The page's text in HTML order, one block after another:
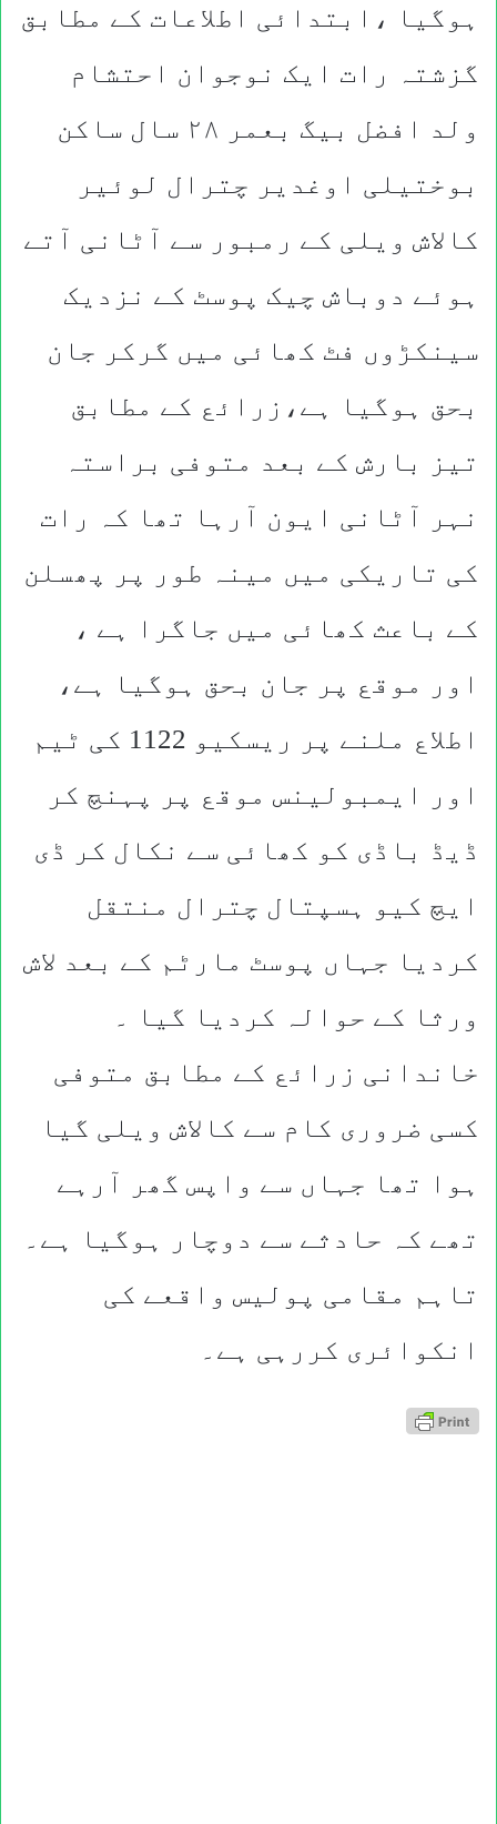
ہوگیا ،ابتدائی اطلاعات کے مطابق
گزشتہ رات ایک نوجوان احتشام
ولد افضل بیگ بعمر ۲۸ سال ساکن
بوختیلی اوغدیر چترال لوئیر
کالاش ویلی کے رمبور سے آٹانی آتے
ہوئے دوباش چیک پوسٹ کے نزدیک
سینکڑوں فٹ کھائی میں گرکر جان
بحق ہوگیا ہے،زرائع کے مطابق
تیز بارش کے بعد متوفی براستہ
نہر آٹانی ایون آرہا تھا کہ رات
کی تاریکی میں مینہ طور پر پھسلن
کے باعث کھائی میں جاگرا ہے ،
اور موقع پر جان بحق ہوگیا ہے،
اطلاع ملنے پر ریسکیو 1122 کی ٹیم
اور ایمبولینس موقع پر پہنچ کر
ڈیڈ باڈی کو کھائی سے نکال کر ڈی
ایچ کیو ہسپتال چترال منتقل
کردیا جہاں پوسٹ مارٹم کے بعد لاش
ورثا کے حوالہ کردیا گیا ۔
خاندانی زرائع کے مطابق متوفی
کسی ضروری کام سے کالاش ویلی گیا
ہوا تھا جہاں سے واپس گھر آرہے
تھے کہ حادثے سے دوچار ہوگیا ہے۔
تاہم مقامی پولیس واقعے کی
انکوائری کررہی ہے۔